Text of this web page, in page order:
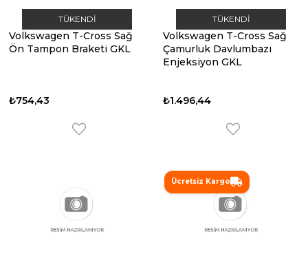
TÜKENDI
Volkswagen T-Cross Sağ
Ön Tampon Braketi GKL
₺754,43
TÜKENDI
Volkswagen T-Cross Sağ
Çamurluk Davlumbazı
Enjeksiyon GKL
₺1.496,44
Ücretsiz Kargo